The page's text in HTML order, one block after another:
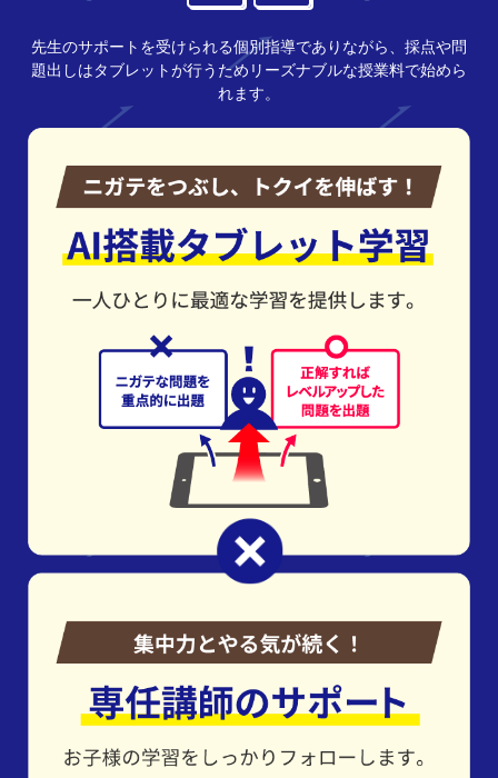
先生のサポートを受けられる個別指導でありながら、採点や問
題出しはタブレットが行うためリーズナブルな授業料で始めら
れます。